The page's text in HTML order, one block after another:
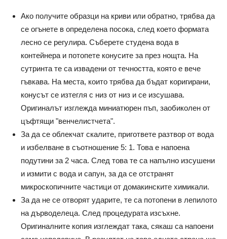
Ако получите образци на криви или обратно, трябва да
се огънете в определена посока, след което формата
лесно се регулира. Съберете студена вода в
контейнера и потопете конусите за през нощта. На
сутринта те са извадени от течността, която е вече
гъвкава. На места, които трябва да бъдат коригирани,
конусът се изтегля с низ от низ и се изсушава.
Оригиналът изглежда миниатюрен пъп, заобиколен от
цъфтящи "венчелистчета".
За да се облекчат скалите, пригответе разтвор от вода
и избелване в съотношение 5: 1. Това е напоена
подутини за 2 часа. След това те са напълно изсушени
и измити с вода и сапун, за да се отстранят
микроскопичните частици от домакинските химикали.
За да не се отворят ударите, те са потопени в лепилото
на дърводелеца. След процедурата изсъхне.
Оригиналните копия изглеждат така, сякаш са напоени